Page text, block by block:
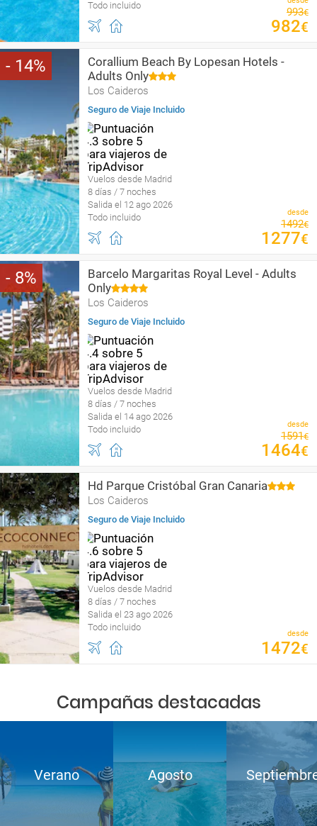
Todo incluido
993€
982€
14
Corallium Beach By Lopesan Hotels -
Adults Only
Los Caideros
Seguro de Viaje Incluido
Vuelos desde Madrid
8 días / 7 noches
Salida el 12 ago 2026
Todo incluido
desde
1492€
1277€
8
Barcelo Margaritas Royal Level - Adults
Only
Los Caideros
Seguro de Viaje Incluido
Vuelos desde Madrid
8 días / 7 noches
Salida el 14 ago 2026
Todo incluido
desde
1591€
1464€
Hd Parque Cristóbal Gran Canaria
Los Caideros
Seguro de Viaje Incluido
Vuelos desde Madrid
8 días / 7 noches
Salida el 23 ago 2026
Todo incluido
desde
1472€
Campañas destacadas
Verano Agosto